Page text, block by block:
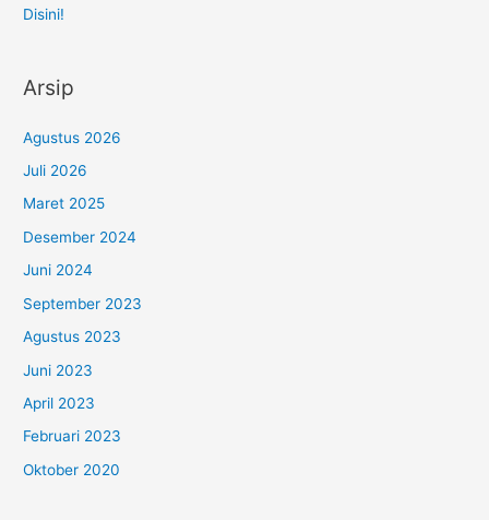
Disini!
Arsip
Agustus 2026
Juli 2026
Maret 2025
Desember 2024
Juni 2024
September 2023
Agustus 2023
Juni 2023
April 2023
Februari 2023
Oktober 2020